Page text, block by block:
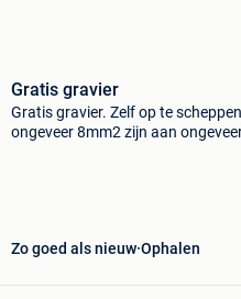
Gratis gravier
Gratis gravier. Zelf op te
ongeveer 8mm2 zijn aan
Zo goed als nieuw Ophalen